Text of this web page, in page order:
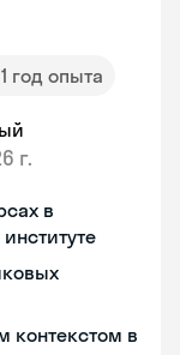
1 год опыта
г.
в
контекстом в